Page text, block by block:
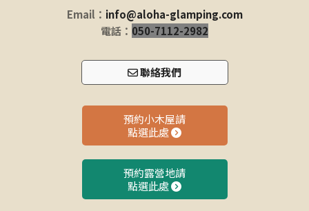
Email： info@aloha-glamping.com
電話： 050-7112-2982
聯絡我們
預約小木屋請
點選此處
預約露營地請
點選此處